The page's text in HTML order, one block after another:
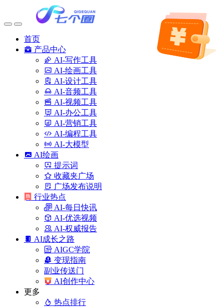
首页
产品中心
AI-写作工具
AI-绘画工具
AI-设计工具
AI-音频工具
AI-视频工具
AI-办公工具
AI-营销工具
AI-编程工具
AI-大模型
AI绘画
提示词
收藏夹广场
广场发布说明
行业热点
AI-每日快讯
AI-优选视频
AI-权威报告
AI成长之路
AIGC学院
变现指南
副业传送门
AI创作中心
更多
热点排行